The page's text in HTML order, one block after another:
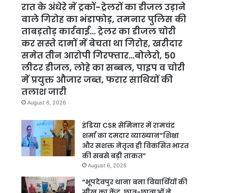
रात के अंधेरे में ट्रकों-ट्रेलरों का डीजल उड़ाने
वाले गिरोह का भंडाफोड़, तमनार पुलिस की
ताबड़तोड़ कार्रवाई… ट्रेलर का डीजल चोरी
कर सस्ते दामों में बेचता था गिरोह, खरीदार
समेत तीन आरोपी गिरफ्तार…बोलेरो, 50
लीटर डीजल, लोहे का सब्बल, पाइप व चोरी
में प्रयुक्त औजार जब्त, फरार साथियों की
तलाश जारी
August 6, 2026
इंडिया CSR सेमिनार में रामचंद्र
शर्मा का दमदार व्याख्यान”शिक्षा
और सशक्त नेतृत्व ही विकसित भारत
की सबसे बड़ी ताकत”
August 6, 2026
“भूपदेवपुर थाना बना विद्यार्थियों की